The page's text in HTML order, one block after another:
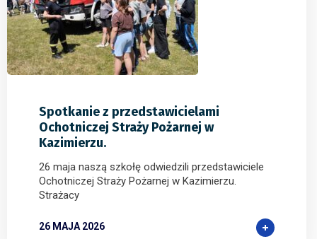
0 0 0
Spotkanie z przedstawicielami
Ochotniczej Straży Pożarnej w
Kazimierzu.
26 maja naszą szkołę odwiedzili przedstawiciele
Ochotniczej Straży Pożarnej w Kazimierzu.
Strażacy
26 MAJA 2026